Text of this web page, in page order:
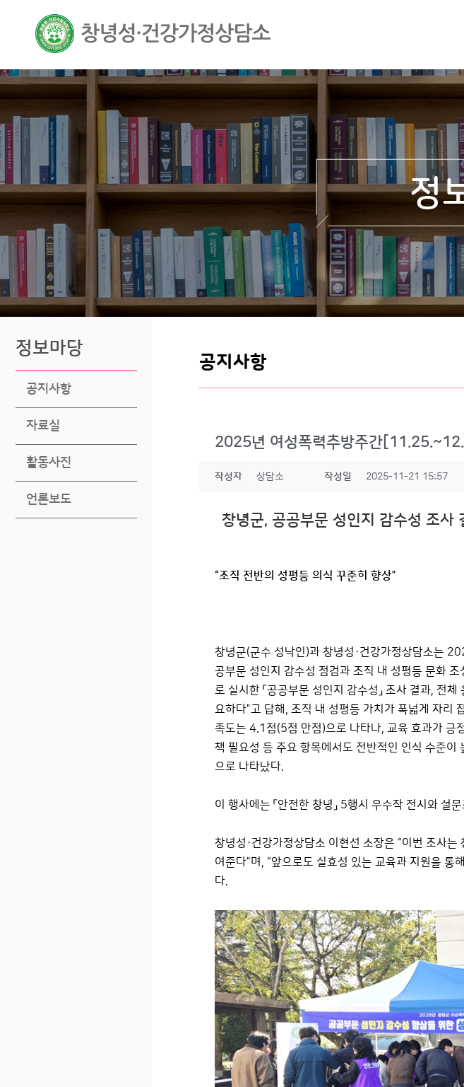
정
정보마당
공지사항
자료실
활동사진
언론보도
공지사항
2025년 여성폭력추방주간
작성자 상담소 작성일 2025-11-21 15:57
창녕군, 공공부문 성인지 감수성 조사
“조직 전반의 성평등 의식 꾸준히 향상”
창녕군(군수 성낙인)과 창녕성·건강가정상담소는
공부문 성인지 감수성 점검과 조직 내 성평등 문화
로 실시한 「공공부문 성인지 감수성」 조사 결과, 전
요하다”고 답해, 조직 내 성평등 가치가 폭넓게 자리
족도는 4.1점(5점 만점)으로 나타나, 교육 효과가 긍
책 필요성 등 주요 항목에서도 전반적인 인식 수준
으로 나타났다.
이 행사에는 「안전한 창녕」 5행시 우수작 전시와 설
창녕성·건강가정상담소 이현선 소장은 “이번 조사
여준다”며, “앞으로도 실효성 있는 교육과 지원을 통
다.